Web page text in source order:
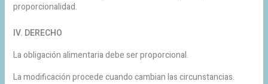
proporcionalidad.
IV. DERECHO
La obligación alimentaria debe ser proporcional.
La modificación procede cuando cambian las circunstancias.